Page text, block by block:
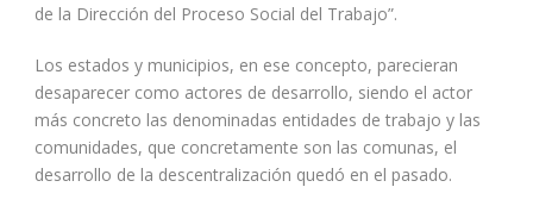
de la Dirección del Proceso Social del Trabajo”.
Los estados y municipios, en ese concepto, parecieran
desaparecer como actores de desarrollo, siendo el actor
más concreto las denominadas entidades de trabajo y las
comunidades, que concretamente son las comunas, el
desarrollo de la descentralización quedó en el pasado.